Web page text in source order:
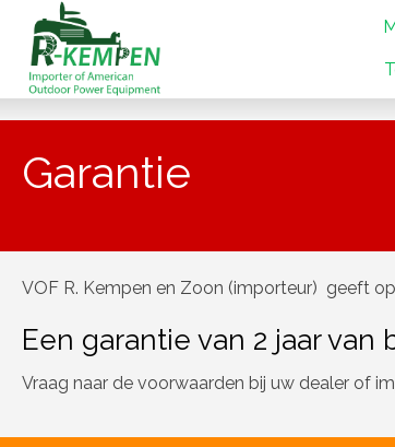
Garantie
VOF R. Kempen en Zoon (importeur) geeft
Een garantie van 2 jaar van
Vraag naar de voorwaarden bij uw dealer of